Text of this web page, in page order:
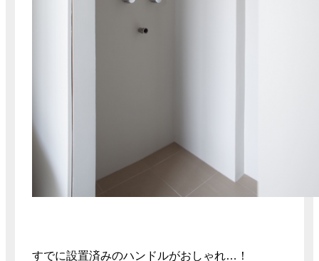
すでに設置済みのハンドルがおしゃれ…！